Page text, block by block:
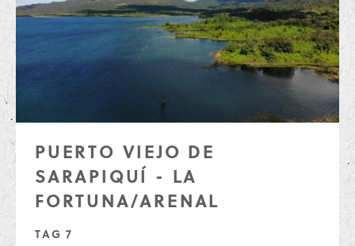
PUERTO VIEJO DE
SARAPIQUÍ - LA
FORTUNA/ARENAL
TAG 7